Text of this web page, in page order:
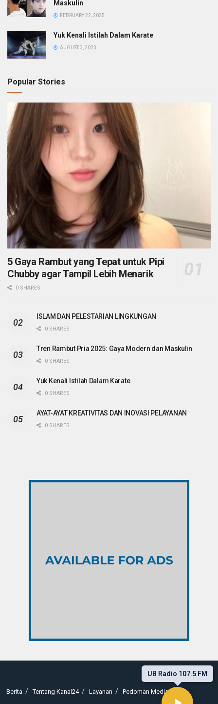
Maskulin
FEBRUARY 22, 2025
Yuk Kenali Istilah Dalam Karate
AUGUST 3, 2023
Popular Stories
5 Gaya Rambut yang Tepat untuk Pipi
Chubby agar Tampil Lebih Menarik
0 SHARES
ISLAM DAN PELESTARIAN LINGKUNGAN
0 SHARES
Tren Rambut Pria 2025: Gaya Modern dan Maskulin
0 SHARES
Yuk Kenali Istilah Dalam Karate
0 SHARES
AYAT-AYAT KREATIVITAS DAN INOVASI PELAYANAN
0 SHARES
UB Radio 107.5 FM
Berita Tentang Kanal24 Layanan Pedoman Media Siber